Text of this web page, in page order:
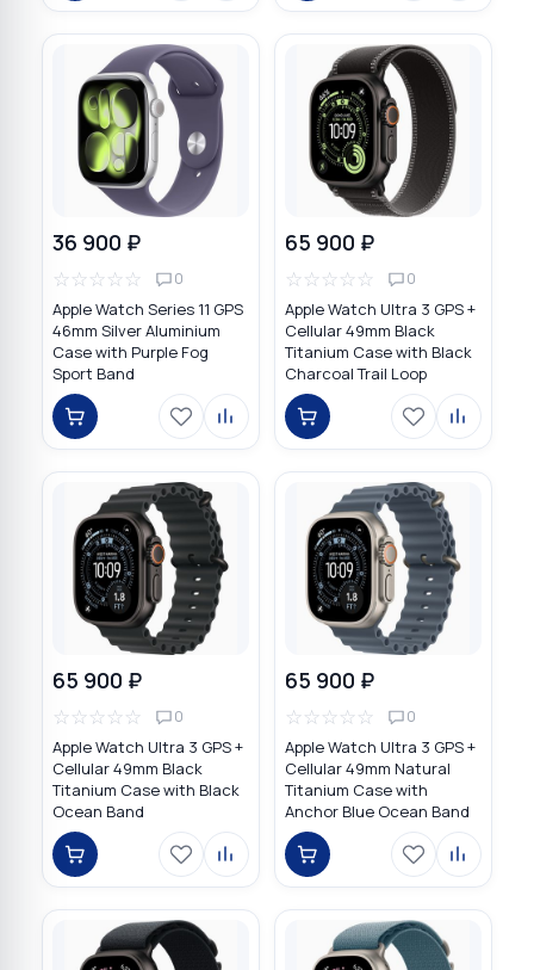
36 900 ₽
☆☆☆☆☆ 0
Apple Watch Series 11 GPS
46mm Silver Aluminium
Case with Purple Fog
Sport Band
65 900 ₽
☆☆☆☆☆ 0
Apple Watch Ultra 3 GPS +
Cellular 49mm Black
Titanium Case with Black
Charcoal Trail Loop
65 900 ₽
☆☆☆☆☆ 0
Apple Watch Ultra 3 GPS +
Cellular 49mm Black
Titanium Case with Black
Ocean Band
65 900 ₽
☆☆☆☆☆ 0
Apple Watch Ultra 3 GPS +
Cellular 49mm Natural
Titanium Case with
Anchor Blue Ocean Band